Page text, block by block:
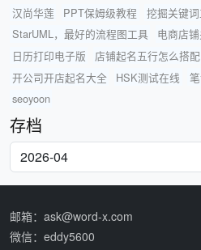
汉尚华莲
PPT保姆级教程
挖掘关键
StarUML，最好的流程图工具
电商店
日历打印电子版
店铺起名五行怎么搭配
开公司开店起名大全
HSK测试在线
seoyoon
存档
邮箱：ask@word-x.com
微信：eddy5600